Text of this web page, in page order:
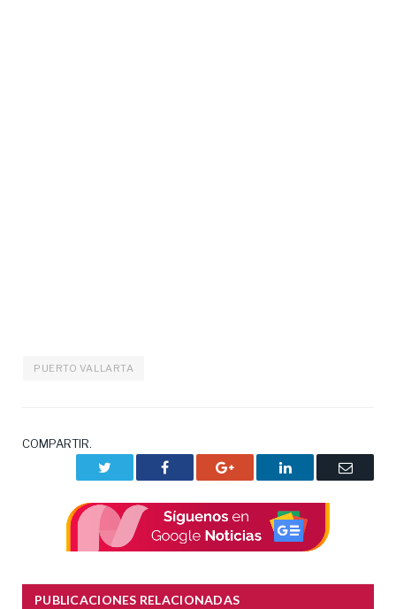
PUERTO VALLARTA
COMPARTIR.
Facebook Google+ LinkedIn
Correo
PUBLICACIONES RELACIONADAS